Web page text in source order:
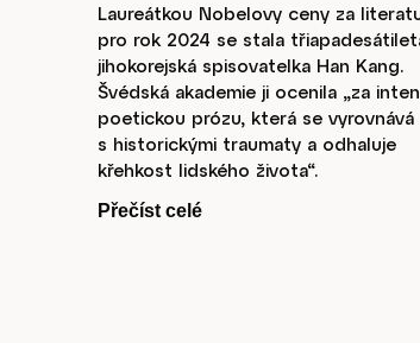
Články
Laureátkou Nobelovy ceny za
pro rok 2024 se stala
jihokorejská spisovatelka Han Kang.
Švédská akademie ji ocenila „za
poetickou prózu, která se vyrovnává
s historickými traumaty a odhaluje
křehkost lidského života“.
Přečíst celé